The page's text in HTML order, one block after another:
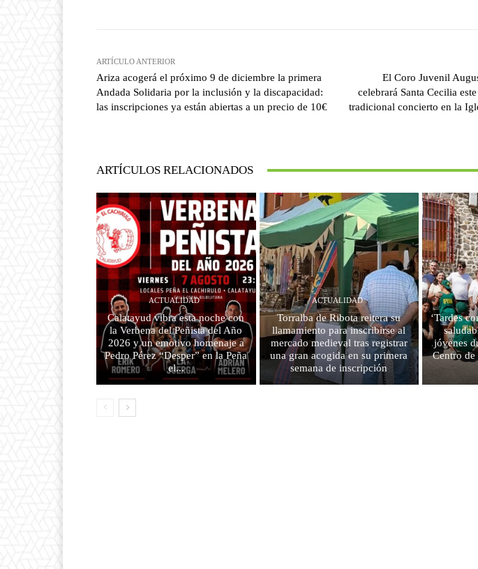
ARTÍCULO ANTERIOR
Ariza acogerá el próximo 9 de diciembre la primera
Andada Solidaria por la inclusión y la discapacidad:
las inscripciones ya están abiertas a un precio de 10€
El Coro Juvenil
celebrará Santa Cecilia
tradicional concierto en la
ARTÍCULOS RELACIONADOS
ACTUALIDAD
Calatayud vibra esta noche con
la Verbena del Peñista del Año
2026 y un emotivo homenaje a
Pedro Pérez “Desper” en la Peña
el...
ACTUALIDAD
Torralba de Ribota reitera su
llamamiento para inscribirse al
mercado medieval tras registrar
una gran acogida en su primera
semana de inscripción
‘Tardes
jóvenes
Centro